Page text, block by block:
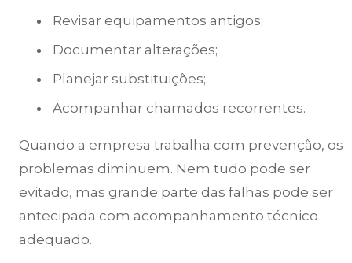
Revisar equipamentos antigos;
Documentar alterações;
Planejar substituições;
Acompanhar chamados recorrentes.
Quando a empresa trabalha com prevenção, os
problemas diminuem. Nem tudo pode ser
evitado, mas grande parte das falhas pode ser
antecipada com acompanhamento técnico
adequado.